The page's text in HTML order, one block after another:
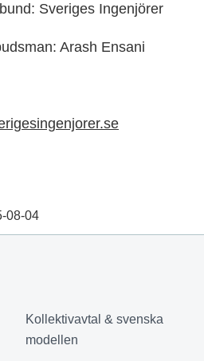
Sveriges Ingenjörer
Arash Ensani
08-04
Kollektivavtal & svenska
modellen